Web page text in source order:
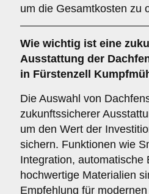
um die Gesamtkosten zu
Wie wichtig ist eine
Ausstattung der
in Fürstenzell
Die Auswahl von
zukunftssicherer
um den Wert der
sichern. Funktionen wie
Integration, automatische
hochwertige Materialien
Empfehlung für